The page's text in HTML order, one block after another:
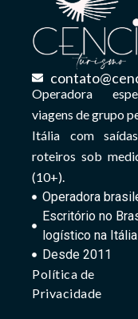
Operadora
viagens de grupo
Itália com
roteiros sob
(10+).
Operadora
Escritório no
logístico na Itália
Desde 2011
Política de
Privacidade